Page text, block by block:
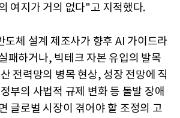
여지가 거의 없다"고 지적했다.
도체 설계 제조사가 향후 AI 가이드라
패하거나, 빅테크 자본 유입의 발목
전력망의 병목 현상, 성장 전망에 직
부의 사법적 규제 변화 등 돌발 장애
글로벌 시장이 겪어야 할 조정의 고